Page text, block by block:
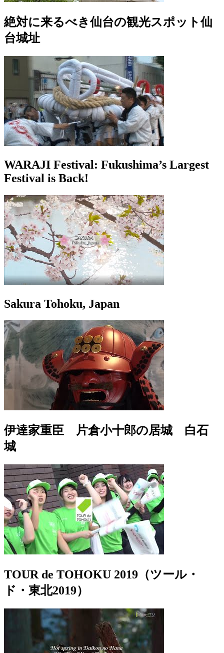
絶対に来るべき仙台の観光スポット仙
台城址
WARAJI Festival: Fukushima’s Largest
Festival is Back!
Sakura Tohoku, Japan
伊達家重臣 片倉小十郎の居城 白石
城
TOUR de TOHOKU 2019（ツール・
ド・東北2019）